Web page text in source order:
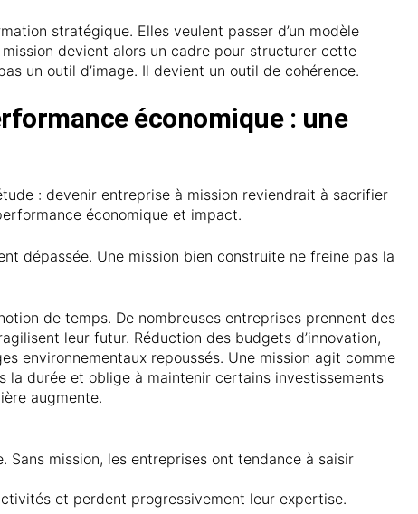
stratégique. Elles veulent passer d’un modèle
devient alors un cadre pour structurer cette
un outil d’image. Il devient un outil de cohérence.
économique : une
: devenir entreprise à mission reviendrait à sacrifier
économique et impact.
dépassée. Une mission bien construite ne freine pas la
de temps. De nombreuses entreprises prennent des
leur futur. Réduction des budgets d’innovation,
environnementaux repoussés. Une mission agit comme
la durée et oblige à maintenir certains investissements
augmente.
mission, les entreprises ont tendance à saisir
et perdent progressivement leur expertise.